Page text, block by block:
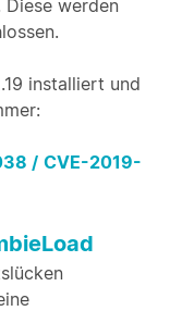
werden
installiert und
/ CVE-2019-